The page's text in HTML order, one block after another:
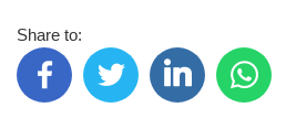
Share to: